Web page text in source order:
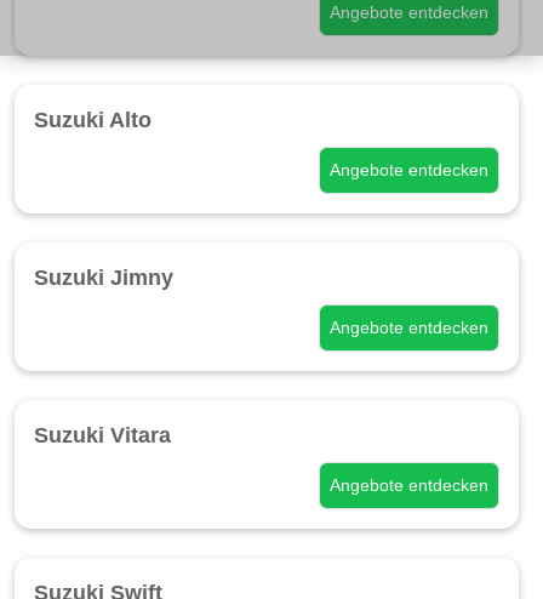
Angebote entdecken
Suzuki Alto
Angebote entdecken
Suzuki Jimny
Angebote entdecken
Suzuki Vitara
Angebote entdecken
Suzuki Swift